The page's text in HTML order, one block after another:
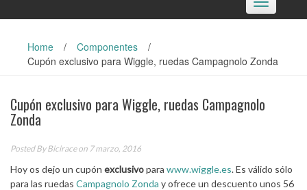
navigation
Home / Componentes
/
Cupón exclusivo para Wiggle, ruedas Campagnolo Zonda
Cupón exclusivo para Wiggle, ruedas Campagnolo
Zonda
Posted ByBiciraceon 7 marzo, 2016
Hoy os dejo un cupón exclusivopara www.wiggle.es. Es válido sólo
para las ruedas Campagnolo Zonda y ofrece un descuento unos 56